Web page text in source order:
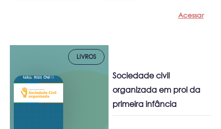
Acessar
LIVROS
Sociedade civil
organizada em prol da
primeira infância